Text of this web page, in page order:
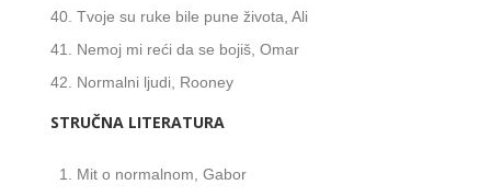
Tvoje su ruke bile pune života, Ali
Nemoj mi reći da se bojiš, Omar
Normalni ljudi, Rooney
STRUČNA LITERATURA
Mit o normalnom, Gabor